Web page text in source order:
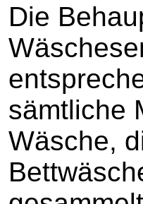
Die
sämtliche
Wäsche,